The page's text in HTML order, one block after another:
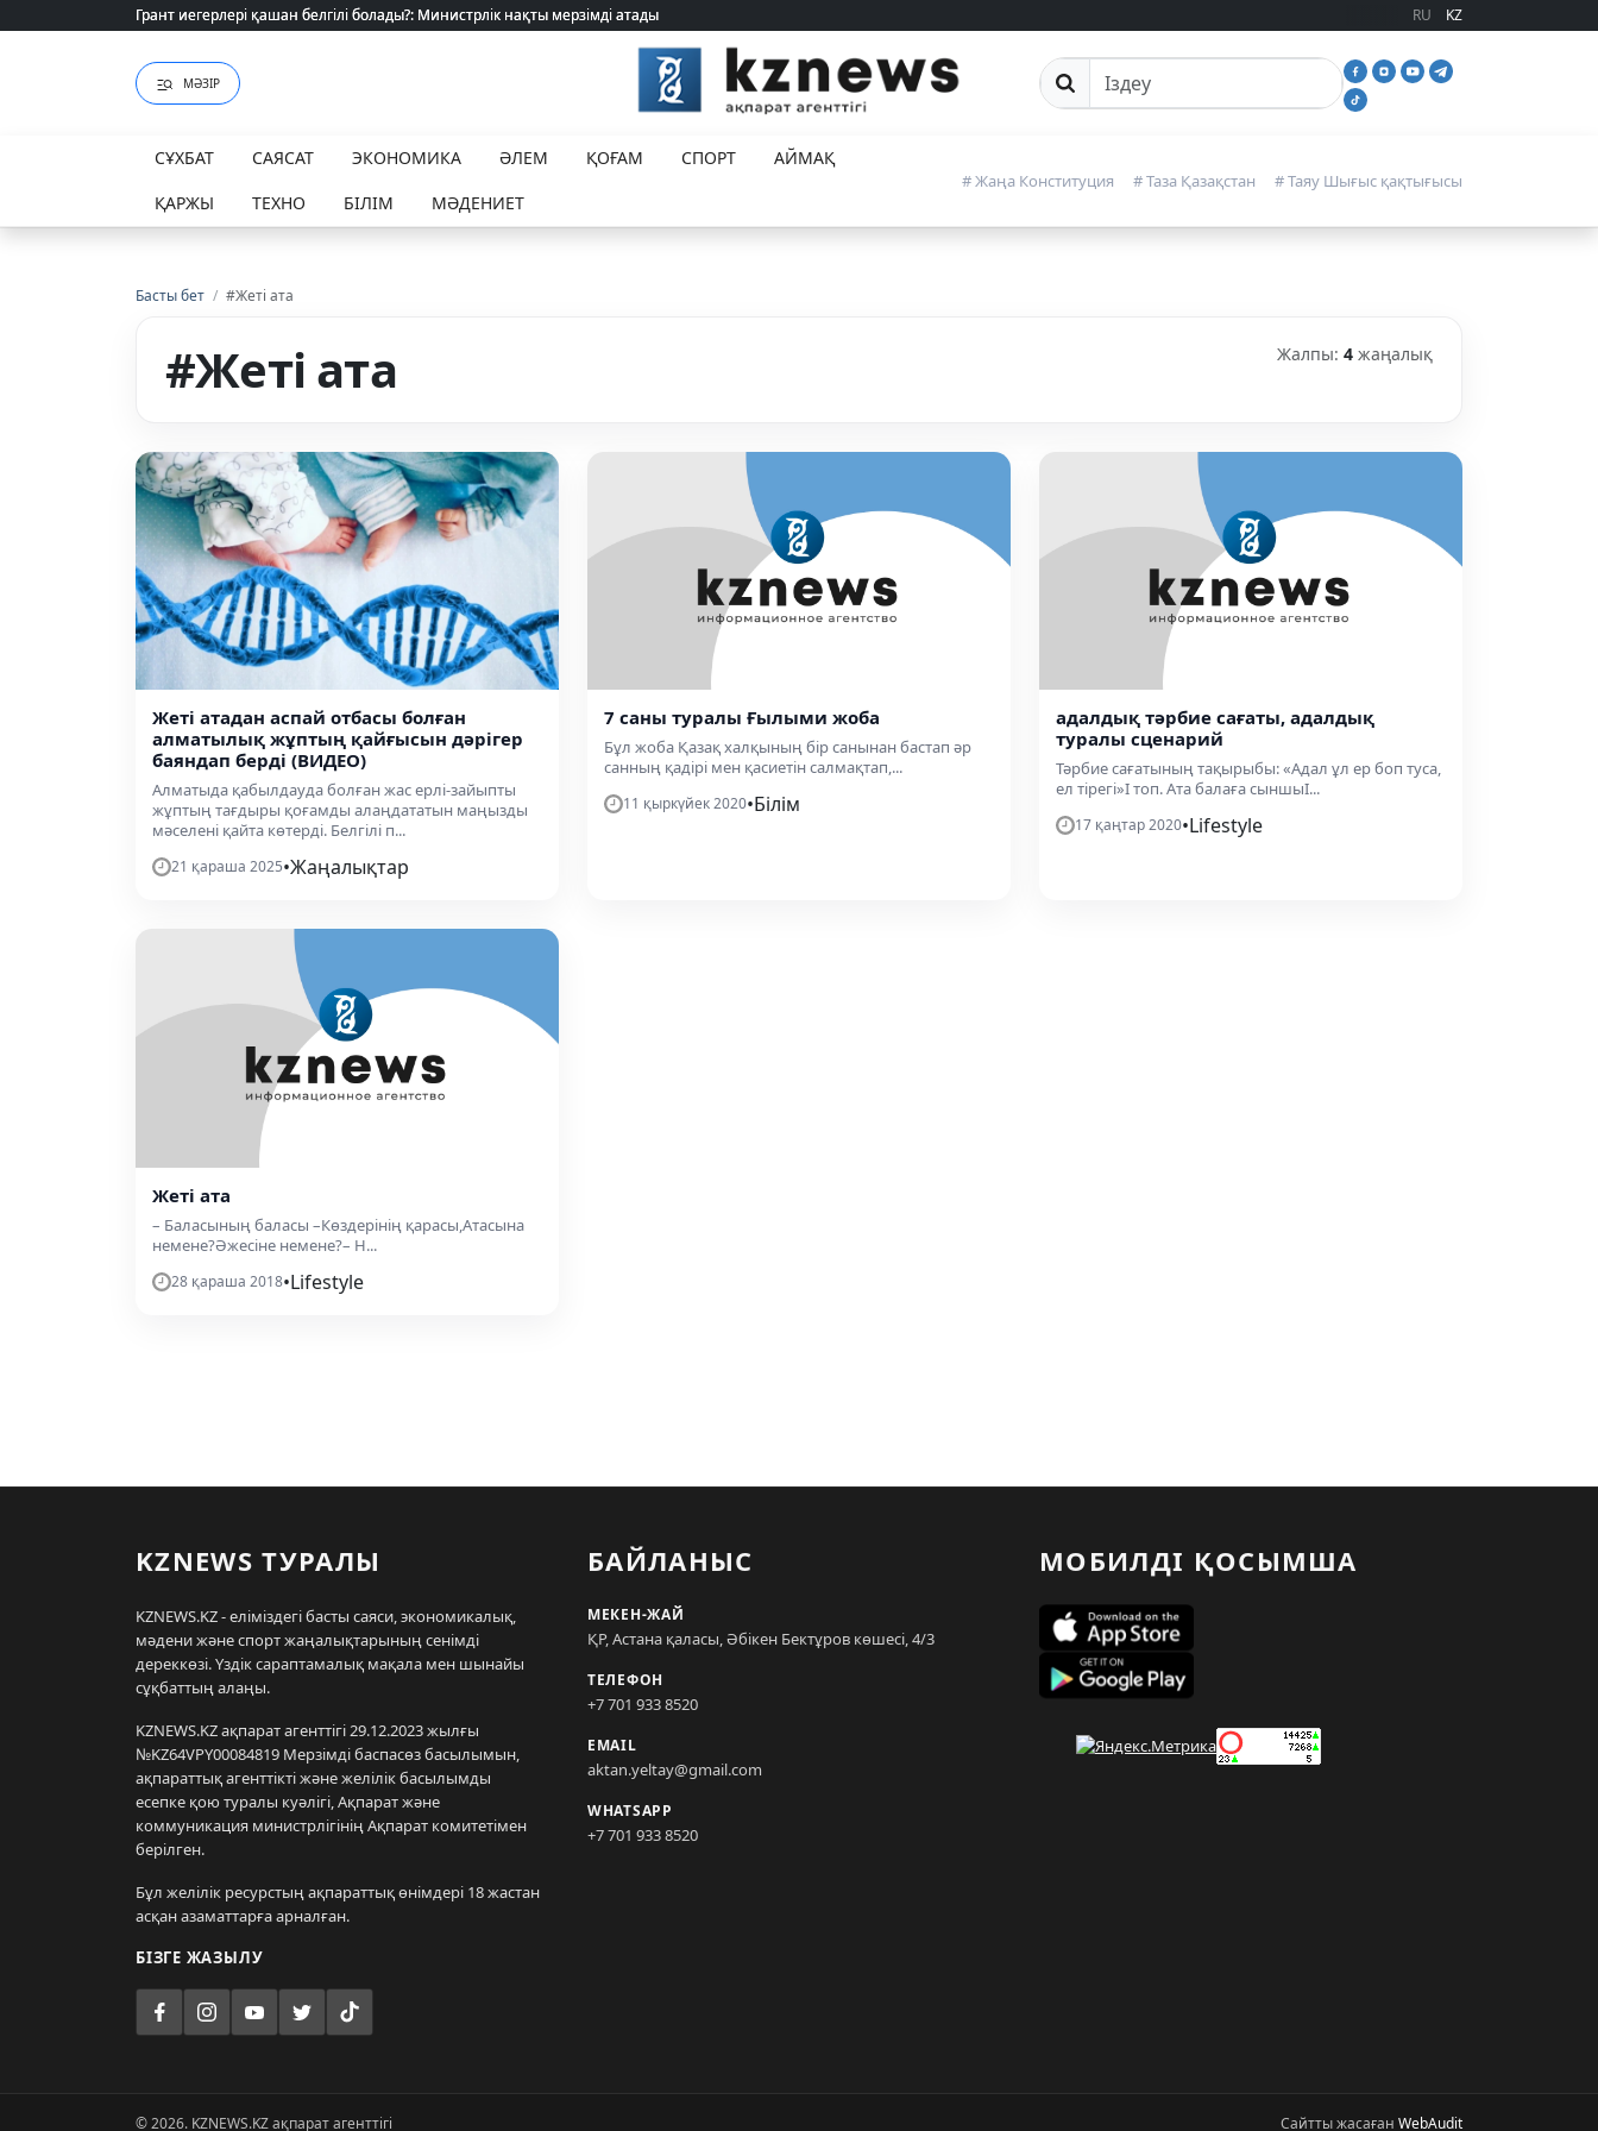
Грант иегерлері қашан белгілі болады?: Министрлік нақты мерзімді атады
Грант иегерлері қашан белгілі болады?: Министрлік нақты мерзімді атады RU KZ
МӘЗІР Сайттан іздеу
СҰХБАТ САЯСАТ ЭКОНОМИКА ӘЛЕМ ҚОҒАМ СПОРТ
АЙМАҚ
ҚАРЖЫ
ТЕХНО БІЛІМ МӘДЕНИЕТ
# Жаңа Конституция # Таза Қазақстан # Таяу Шығыс қақтығысы
Басты бет / #Жеті ата
#Жеті ата Жалпы: 4 жаңалық
Жеті атадан аспай отбасы болған
алматылық жұптың қайғысын дәрігер
баяндап берді (ВИДЕО)
Алматыда қабылдауда болған жас ерлі-зайыпты
жұптың тағдыры қоғамды алаңдататын маңызды
мәселені қайта көтерді. Белгілі п...
21 қараша 2025•Жаңалықтар
7 саны туралы Ғылыми жоба
Бұл жоба Қазақ халқының бір санынан бастап әр
санның қадірі мен қасиетін салмақтап,...
11 қыркүйек 2020•Білім
адалдық тәрбие сағаты, адалдық
туралы сценарий
Тәрбие сағатының тақырыбы: «Адал ұл ер боп туса,
ел тірегі»І топ. Ата балаға сыншыІ...
17 қаңтар 2020•Lifestyle
Жеті ата
– Баласының баласы –Көздерінің қарасы,Атасына
немене?Әжесіне немене?– Н...
28 қараша 2018•Lifestyle
KZNEWS ТУРАЛЫ
KZNEWS.KZ - еліміздегі басты саяси, экономикалық,
мәдени және спорт жаңалықтарының сенімді
дереккөзі. Үздік сараптамалық мақала мен шынайы
сұқбаттың алаңы.
KZNEWS.KZ ақпарат агенттігі 29.12.2023 жылғы
№KZ64VPY00084819 Мерзімді баспасөз басылымын,
ақпараттық агенттікті және желілік басылымды
есепке қою туралы куәлігі, Ақпарат және
коммуникация министрлігінің Ақпарат комитетімен
берілген.
Бұл желілік ресурстың ақпараттық өнімдері 18 жастан
асқан азаматтарға арналған.
БІЗГЕ ЖАЗЫЛУ
БАЙЛАНЫС
МЕКЕН-ЖАЙ
ҚР, Астана қаласы, Әбікен Бектұров көшесі, 4/3
ТЕЛЕФОН
+7 701 933 8520
EMAIL
aktan.yeltay@gmail.com
WHATSAPP
+7 701 933 8520
МОБИЛДІ ҚОСЫМША
© 2026. KZNEWS.KZ ақпарат агенттігі Сайтты жасаған WebAudit